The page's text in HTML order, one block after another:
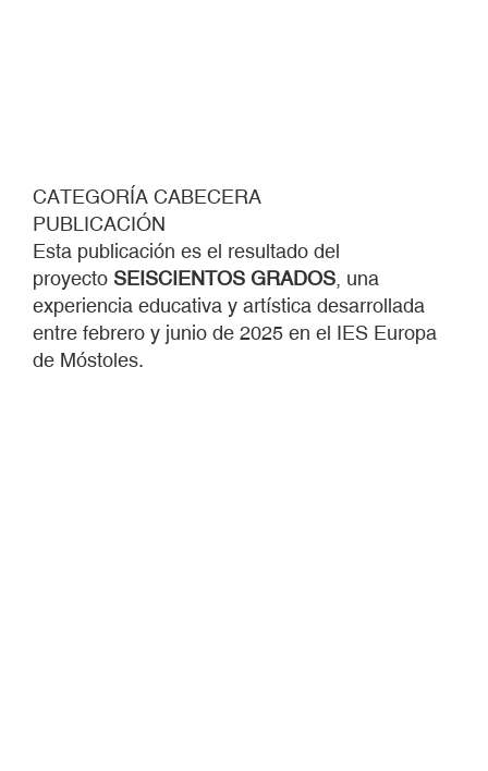
CATEGORÍA CABECERA
PUBLICACIÓN
Esta publicación es el resultado del
proyecto SEISCIENTOS GRADOS , una
experiencia educativa y artística desarrollada
entre febrero y junio de 2025 en el IES Europa
de Móstoles.